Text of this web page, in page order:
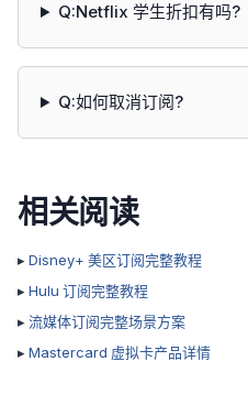
Q:Netflix 学生折扣有吗?
Q:如何取消订阅?
相关阅读
▸Disney+ 美区订阅完整教程
▸Hulu 订阅完整教程
▸流媒体订阅完整场景方案
▸Mastercard 虚拟卡产品详情